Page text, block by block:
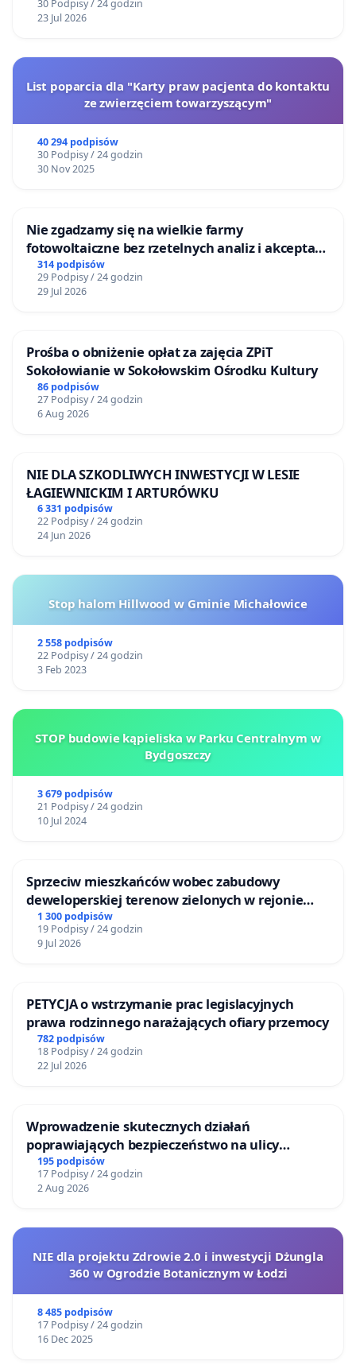
30 Podpisy / 24 godzin
23 Jul 2026
List poparcia dla "Karty praw pacjenta do kontaktu
ze zwierzęciem towarzyszącym"
40 294 podpisów
30 Podpisy / 24 godzin
30 Nov 2025
Nie zgadzamy się na wielkie farmy
fotowoltaiczne bez rzetelnych analiz i akceptacji
mieszkańców
314 podpisów
29 Podpisy / 24 godzin
29 Jul 2026
Prośba o obniżenie opłat za zajęcia ZPiT
Sokołowianie w Sokołowskim Ośrodku Kultury
86 podpisów
27 Podpisy / 24 godzin
6 Aug 2026
NIE DLA SZKODLIWYCH INWESTYCJI W LESIE
ŁAGIEWNICKIM I ARTURÓWKU
6 331 podpisów
22 Podpisy / 24 godzin
24 Jun 2026
Stop halom Hillwood w Gminie Michałowice
2 558 podpisów
22 Podpisy / 24 godzin
3 Feb 2023
STOP budowie kąpieliska w Parku Centralnym w
Bydgoszczy
3 679 podpisów
21 Podpisy / 24 godzin
10 Jul 2024
Sprzeciw mieszkańców wobec zabudowy
deweloperskiej terenow zielonych w rejonie
Bulwarów Straceńskich w Bielsku-Białej
1 300 podpisów
19 Podpisy / 24 godzin
9 Jul 2026
PETYCJA o wstrzymanie prac legislacyjnych
prawa rodzinnego narażających ofiary przemocy
782 podpisów
18 Podpisy / 24 godzin
22 Jul 2026
Wprowadzenie skutecznych działań
poprawiających bezpieczeństwo na ulicy
Żeromskiego w Otwocku
195 podpisów
17 Podpisy / 24 godzin
2 Aug 2026
NIE dla projektu Zdrowie 2.0 i inwestycji Dżungla
360 w Ogrodzie Botanicznym w Łodzi
8 485 podpisów
17 Podpisy / 24 godzin
16 Dec 2025